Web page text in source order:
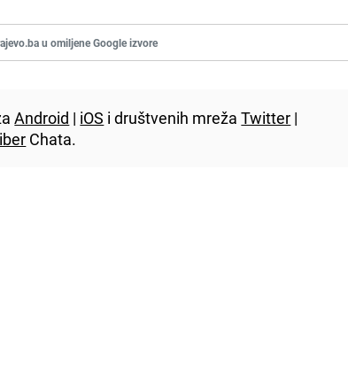
u omiljene Google izvore
Android | iOS i društvenih mrežaTwitter |
Chata.